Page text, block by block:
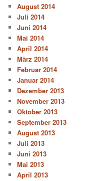
August 2014
Juli 2014
Juni 2014
Mai 2014
April 2014
März 2014
Februar 2014
Januar 2014
Dezember 2013
November 2013
Oktober 2013
September 2013
August 2013
Juli 2013
Juni 2013
Mai 2013
April 2013